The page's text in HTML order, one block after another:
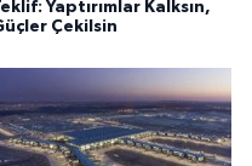
Yaptırımlar Kalksın,
Çekilsin